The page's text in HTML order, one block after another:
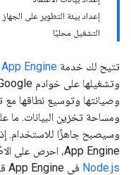
إعداد بيئة التطوير على الجهاز
التشغيل محليًا
تتيح لك خدمة Engine
وصيانتها وتوسيع نطاقها مع
ومساحة تخزين البيانات.
وسيصبح جاهزًا للاستخدام.
App Engine، احرص على الاطّلاع على
Node.js في App Engine قبل المتابعة.